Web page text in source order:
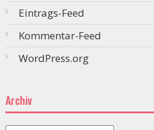
Eintrags-Feed
Kommentar-Feed
WordPress.org
Archiv